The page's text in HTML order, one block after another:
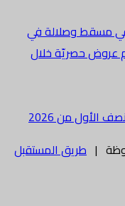
في مسقط وصلالة في
عروض حصريّة خلال
الأول من 2026
طريق المستقبل